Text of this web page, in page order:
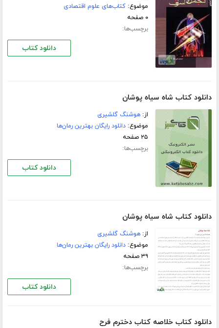
موضوع:کتاب‌های علوم اقتصادی
۰ صفحه
برچسب‌ها:
دانلود کتاب
دانلود کتاب شاه سیاه پوشان
از:هوشنگ گلشیری
موضوع:دانلود رایگان بهترین رمان‌ها
۲۵ صفحه
برچسب‌ها:
دانلود کتاب
دانلود کتاب شاه سیاه پوشان
از:هوشنگ گلشیری
موضوع:دانلود رایگان بهترین رمان‌ها
۳۹ صفحه
برچسب‌ها:
دانلود کتاب
دانلود کتاب خلاصه کتاب دخترم فرح